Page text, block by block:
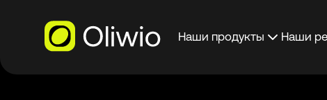
Наши продукты Наши